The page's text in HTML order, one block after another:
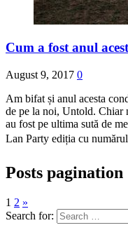
Cum a fost anul
August 9, 2017 0
Am bifat și anul acesta
de pe la noi, Untold. Chiar
au fost pe ultima sută de
Lan Party ediția cu
Posts pagination
1 2 »
Search for: